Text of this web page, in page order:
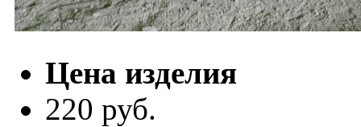
Цена изделия
220 руб.